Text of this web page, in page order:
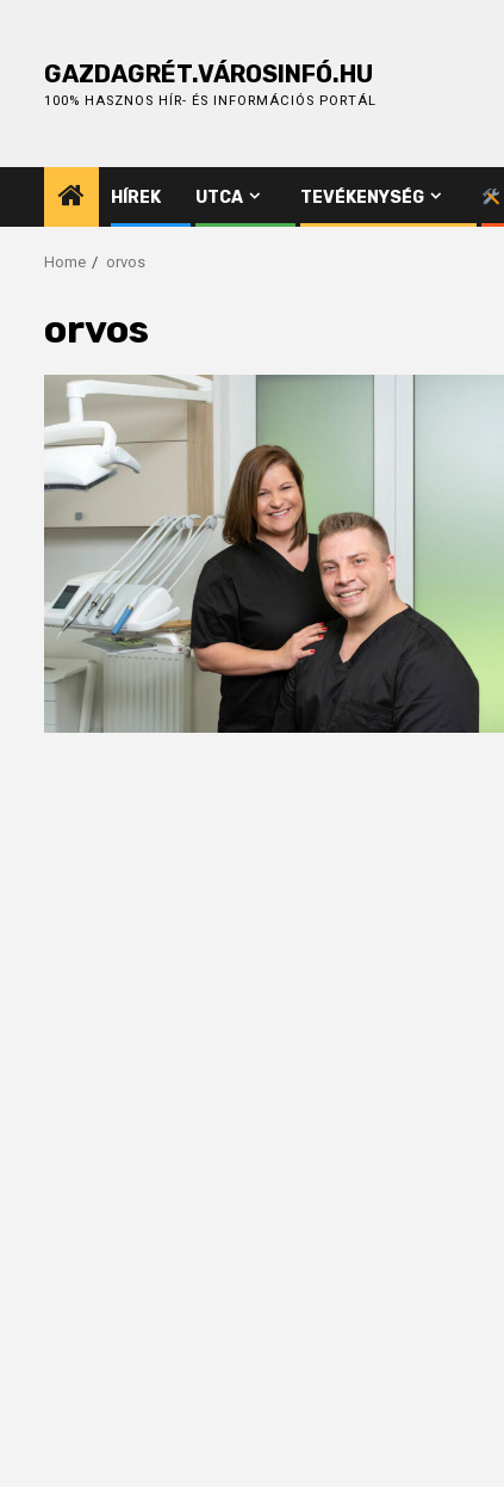
contentGAZDAGRÉT.VÁROSINFÓ.HU
100% HASZNOS HÍR- ÉS INFORMÁCIÓS PORTÁL
HÍREK UTCA TEVÉKENYSÉG
Home orvos
orvos